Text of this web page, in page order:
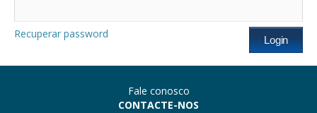
Recuperar password
Fale conosco
CONTACTE-NOS